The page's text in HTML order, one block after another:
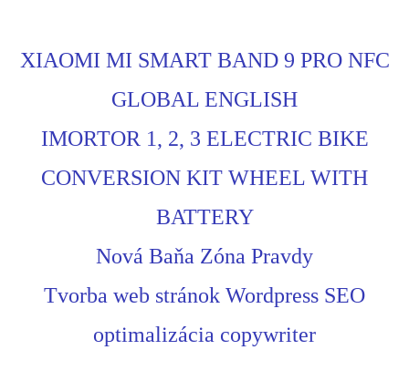
XIAOMI MI SMART BAND 9 PRO NFC
GLOBAL ENGLISH
IMORTOR 1, 2, 3 ELECTRIC BIKE
CONVERSION KIT WHEEL WITH
BATTERY
Nová Baňa Zóna Pravdy
Tvorba web stránok Wordpress SEO
optimalizácia copywriter